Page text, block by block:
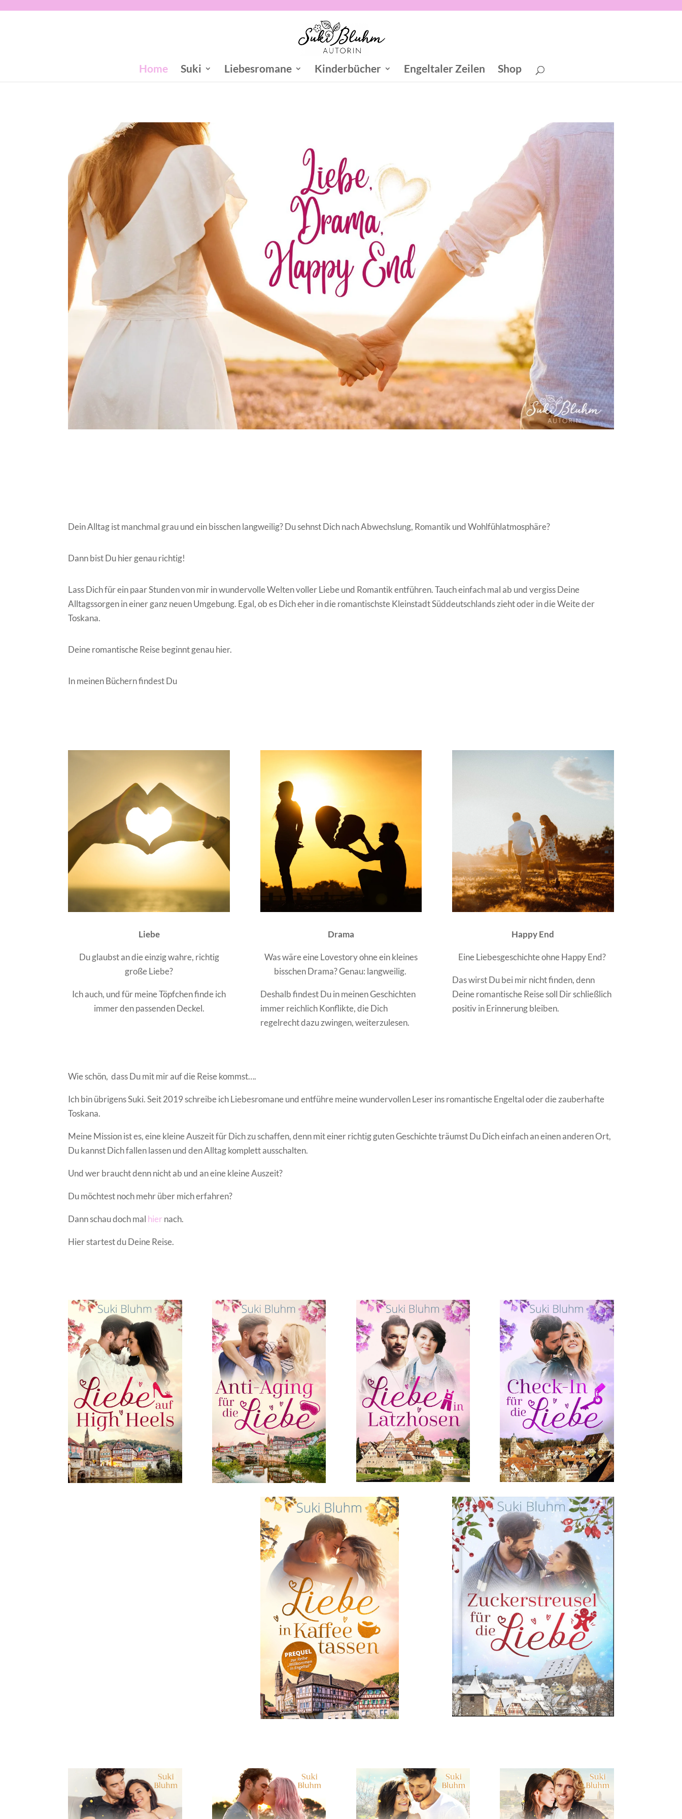
Home Suki Liebesromane Kinderbücher Engeltaler Zeilen Shop
Dein Alltag ist manchmal grau und ein bisschen langweilig? Du sehnst Dich nach Abwechslung, Romantik und Wohlfühlatmosphäre?
Dann bist Du hier genau richtig!
Lass Dich für ein paar Stunden von mir in wundervolle Welten voller Liebe und Romantik entführen. Tauch einfach mal ab und vergiss Deine
Alltagssorgen in einer ganz neuen Umgebung. Egal, ob es Dich eher in die romantischste Kleinstadt Süddeutschlands zieht oder in die Weite der
Toskana.
Deine romantische Reise beginnt genau hier.
In meinen Büchern findest Du
Liebe
Du glaubst an die einzig wahre, richtig
große Liebe?
Ich auch, und für meine Töpfchen finde ich
immer den passenden Deckel.
Drama
Was wäre eine Lovestory ohne ein kleines
bisschen Drama? Genau: langweilig.
Deshalb findest Du in meinen Geschichten
immer reichlich Konflikte, die Dich
regelrecht dazu zwingen, weiterzulesen.
Happy End
Eine Liebesgeschichte ohne Happy End?
Das wirst Du bei mir nicht finden, denn
Deine romantische Reise soll Dir schließlich
positiv in Erinnerung bleiben.
Wie schön, dass Du mit mir auf die Reise kommst….
Ich bin übrigens Suki. Seit 2019 schreibe ich Liebesromane und entführe meine wundervollen Leser ins romantische Engeltal oder die zauberhafte
Toskana.
Meine Mission ist es, eine kleine Auszeit für Dich zu schaffen, denn mit einer richtig guten Geschichte träumst Du Dich einfach an einen anderen Ort,
Du kannst Dich fallen lassen und den Alltag komplett ausschalten.
Und wer braucht denn nicht ab und an eine kleine Auszeit?
Du möchtest noch mehr über mich erfahren?
Dann schau doch mal hiernach.
Hier startest du Deine Reise.